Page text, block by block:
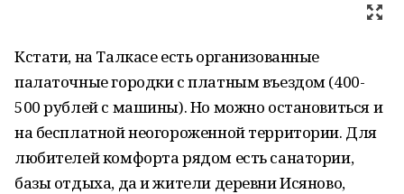
Кстати, на Талкасе есть организованные
палаточные городки с платным въездом (400-
500 рублей с машины). Но можно остановиться и
на бесплатной неогороженной территории. Для
любителей комфорта рядом есть санатории,
базы отдыха, да и жители деревни Исяново,